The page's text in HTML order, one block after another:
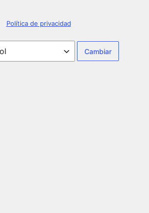
Política de privacidad